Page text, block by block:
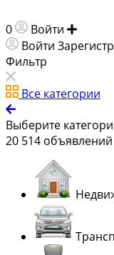
0 Войти
Войти
Фильтр
Все категории
Выберите
20 514